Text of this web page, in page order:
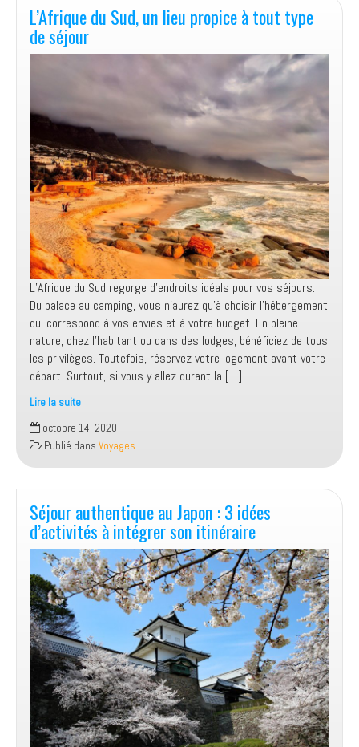
safari
pas
cher
Sud
L’Afrique du Sud, un lieu propice à tout type
de séjour
L’Afrique du Sud regorge d’endroits idéals pour vos séjours.
Du palace au camping, vous n’aurez qu’à choisir l’hébergement
qui correspond à vos envies et à votre budget. En pleine
nature, chez l’habitant ou dans des lodges, bénéficiez de tous
les privilèges. Toutefois, réservez votre logement avant votre
départ. Surtout, si vous y allez durant la […]
Lire la suite
L’Afrique
du
Sud,
un
lieu
propice
à
tout
type
de
séjour
octobre 14, 2020
Publié dans Voyages
Séjour authentique au Japon : 3 idées
d’activités à intégrer son itinéraire